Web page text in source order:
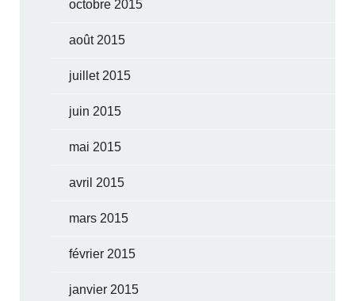
octobre 2015
août 2015
juillet 2015
juin 2015
mai 2015
avril 2015
mars 2015
février 2015
janvier 2015